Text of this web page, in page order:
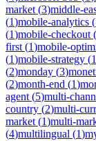
market (3)middle-
(1)mobile-analytics (
(1)mobile-checkout (
first (1)mobile-
(1)mobile-strategy (1
(2)monday (3)
(2)month-end (1)
agent (5)multi-
country (2)multi-
market (1)multi-
(4)multilingual (1)